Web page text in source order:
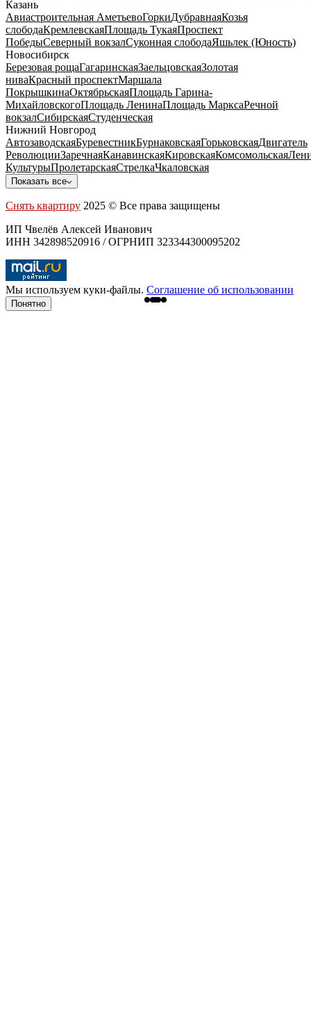
Казань
Авиастроительная АметьевоГоркиДубравнаяКозья
слободаКремлевскаяПлощадь ТукаяПроспект
ПобедыСеверный вокзалСуконная слободаЯшьлек (Юность)
Новосибирск
Березовая рощаГагаринскаяЗаельцовскаяЗолотая
ниваКрасный проспектМаршала
ПокрышкинаОктябрьскаяПлощадь Гарина-
МихайловскогоПлощадь ЛенинаПлощадь МарксаРечной
вокзалСибирскаяСтуденческая
Нижний Новгород
АвтозаводскаяБуревестникБурнаковскаяГорьковскаяДвигатель
РеволюцииЗаречнаяКанавинскаяКировскаяКомсомольская
КультурыПролетарскаяСтрелкаЧкаловская
Показать все
Снять квартиру 2025 © Все права защищены
ИП Чвелёв Алексей Иванович
ИНН 342898520916 / ОГРНИП 323344300095202
Мы используем куки-файлы. Соглашение об использовании
Понятно